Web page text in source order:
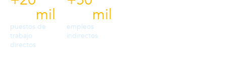
puestos de
trabajo
directos
mil
empleos
indirectos
mil